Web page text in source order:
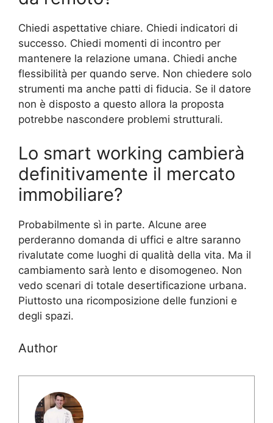
Chiedi aspettative chiare. Chiedi indicatori di
successo. Chiedi momenti di incontro per
mantenere la relazione umana. Chiedi anche
flessibilità per quando serve. Non chiedere solo
strumenti ma anche patti di fiducia. Se il datore
non è disposto a questo allora la proposta
potrebbe nascondere problemi strutturali.
Lo smart working cambierà
definitivamente il mercato
immobiliare?
Probabilmente sì in parte. Alcune aree
perderanno domanda di uffici e altre saranno
rivalutate come luoghi di qualità della vita. Ma il
cambiamento sarà lento e disomogeneo. Non
vedo scenari di totale desertificazione urbana.
Piuttosto una ricomposizione delle funzioni e
degli spazi.
Author